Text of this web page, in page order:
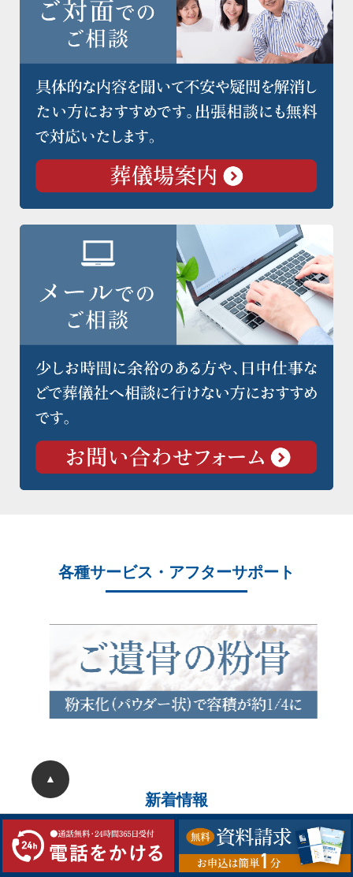
各種サービス・アフターサポート
新着情報
ことぶき中央斎場 20周年大感謝祭を開催しまし
▲